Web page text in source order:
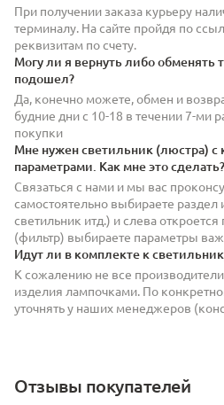
При получении заказа курьеру
терминалу. На сайте пройдя по
реквизитам по счету.
Могу ли я вернуть либо обменять
подошел?
Да, конечно можете, обмен и
будние дни с 10-18 в течении 7-ми
покупки
Мне нужен светильник (люстра) с
параметрами. Как мне это сделать?
Связаться с нами и мы вас
самостоятельно выбираете раздел
светильник итд.) и слева
(фильтр) выбираете параметры
Идут ли в комплекте к
К сожалению не все
изделия лампочками. По
уточнять у наших менеджеров
Отзывы покупателей